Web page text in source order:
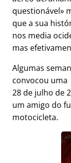
questionável
que a sua
nos media
mas
Algumas
convocou uma
28 de julho de
um amigo do
motocicleta.